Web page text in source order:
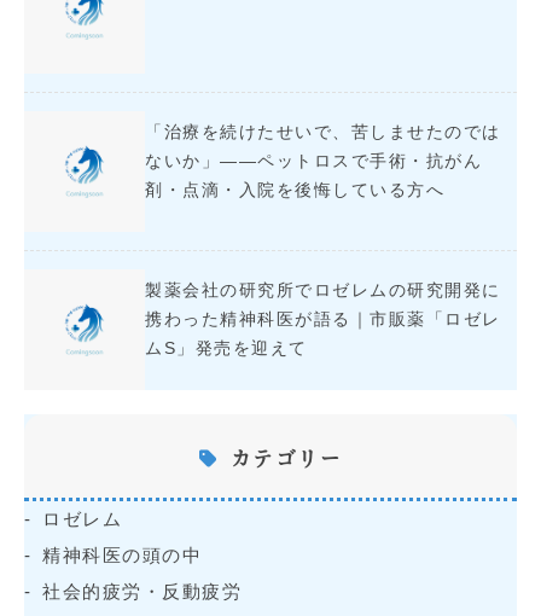
「治療を続けたせいで、苦しませたのでは
ないか」――ペットロスで手術・抗がん
剤・点滴・入院を後悔している方へ
製薬会社の研究所でロゼレムの研究開発に
携わった精神科医が語る｜市販薬「ロゼレ
ムS」発売を迎えて
カテゴリー
ロゼレム
精神科医の頭の中
社会的疲労・反動疲労